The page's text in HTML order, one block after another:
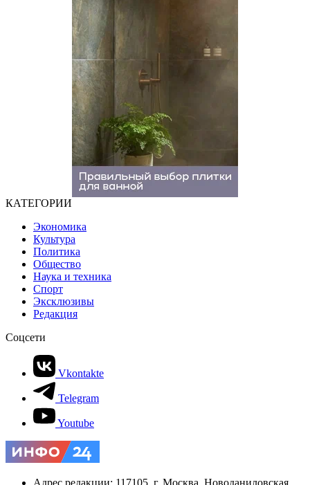
КАТЕГОРИИ
Экономика
Культура
Политика
Общество
Наука и техника
Спорт
Эксклюзивы
Редакция
Соцсети
Vkontakte
Telegram
Youtube
Адрес редакции: 117105, г. Москва, Новоданиловская